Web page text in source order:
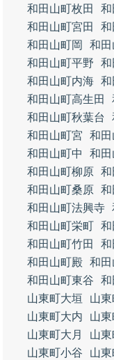
和田山町枚田
和
和田山町宮田
和
和田山町岡
和田
和田山町平野
和
和田山町内海 和
和田山町高生田
和田山町秋葉台
和田山町宮
和田
和田山町中
和
和田山町柳原 和
和田山町桑原 和
和田山町法興寺
和田山町栄町 和
和田山町竹田
和
和田山町殿 和田
和田山町東谷
和
山東町大垣
山
山東町大内
山東
山東町大月
山
山東町小谷
山